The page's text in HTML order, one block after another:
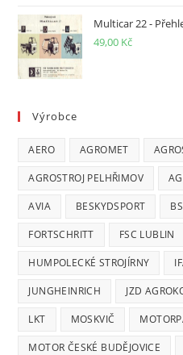
Multicar 22 -
49,00 Kč
Výrobce
AERO AGROMET
AGROSTROJ PELHŘIMOV
AVIA BESKYDSPORT
FORTSCHRITT FSC LUBLIN
HUMPOLECKÉ STROJÍRNY
JUNGHEINRICH JZD
LKT MOSKVIČ
MOTOR ČESKÉ BUDĚJOVICE